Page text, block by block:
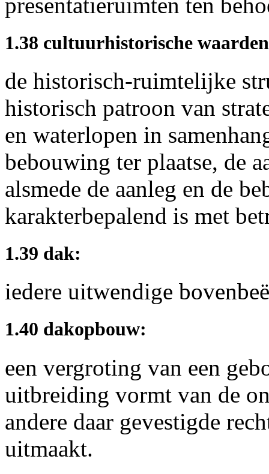
1.38 cultuurhistorische
de historisch-ruimtelijke
historisch patroon van
en waterlopen in
bebouwing ter plaatse, de
alsmede de aanleg en de
karakterbepalend is met
1.39 dak:
iedere uitwendige
1.40 dakopbouw:
een vergroting van een
uitbreiding vormt van de
andere daar gevestigde
uitmaakt.